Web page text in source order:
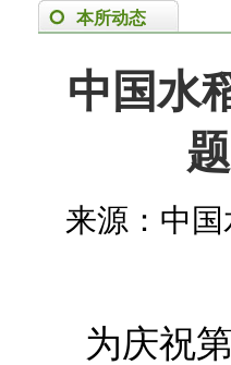
本所动态
中国水
来源：中
为庆祝